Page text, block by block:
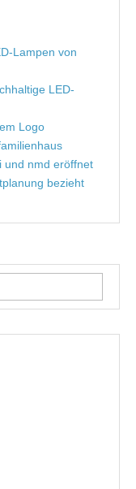
Lampen von
LED-
Logo
und nmd eröffnet
bezieht